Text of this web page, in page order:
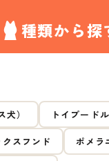
種類から探
） トイプードル
クスフンド ポメラ